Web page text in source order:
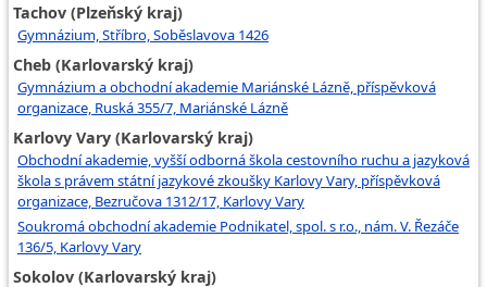
Tachov (Plzeňský kraj)
Gymnázium, Stříbro, Soběslavova 1426
Cheb (Karlovarský kraj)
Gymnázium a obchodní akademie Mariánské Lázně, příspěvková
organizace, Ruská 355/7, Mariánské Lázně
Karlovy Vary (Karlovarský kraj)
Obchodní akademie, vyšší odborná škola cestovního ruchu a jazyková
škola s právem státní jazykové zkoušky Karlovy Vary, příspěvková
organizace, Bezručova 1312/17, Karlovy Vary
Soukromá obchodní akademie Podnikatel, spol. s r.o., nám. V. Řezáče
136/5, Karlovy Vary
Sokolov (Karlovarský kraj)